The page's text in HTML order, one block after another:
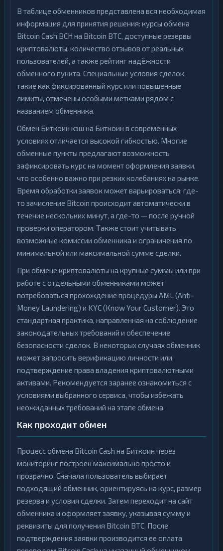
В таблице обменников представлена вся необходимая
информация для принятия решения: курсы обмена
Bitcoin Cash BCH на Bitcoin BTC, доступные резервы
криптовалюты, количество отзывов от реальных
пользователей, а также рейтинг надёжности
обменного пункта. Специальные условия сделок,
такие как фиксированный курс или повышенные
лимиты, отмечены особыми метками рядом с
названием обменника.
Обмен Биткоин кэш на Биткоин в современных
условиях отличается высокой гибкостью. Многие
обменные пункты предлагают возможность
зафиксировать курс на момент оформления заявки,
что особенно важно при резких колебаниях на рынке.
Время обработки заявок может варьироваться: где-
то зачисление Bitcoin происходит автоматически в
течение нескольких минут, а где-то — после ручной
проверки оператором. Также стоит учитывать
возможные комиссии обменника и ограничения по
минимальной или максимальной сумме сделки.
При обмене криптовалюты на крупные суммы или при
работе с отдельными обменниками может
потребоваться прохождение процедуры AML (Anti-
Money Laundering) и KYC (Know Your Customer). Это
стандартная практика, направленная на соблюдение
законодательных требований и обеспечение
безопасности сделок. В некоторых случаях обменник
может запросить верификацию личности или
подтверждение права владения криптовалютными
активами. Рекомендуется заранее ознакомиться с
условиями выбранного сервиса, чтобы избежать
неожиданных требований на этапе обмена.
Как проходит обмен
Процесс обмена Bitcoin Cash на Биткоин через
мониторинг построен максимально просто и
прозрачно. Сначала пользователь выбирает
подходящий обменник, ориентируясь на курс, размер
резерва и условия сделки. Затем переходит на сайт
обменника и оформляет заявку, указывая сумму и
реквизиты для получения Bitcoin BTC. После
подтверждения заявки производится ее оплата